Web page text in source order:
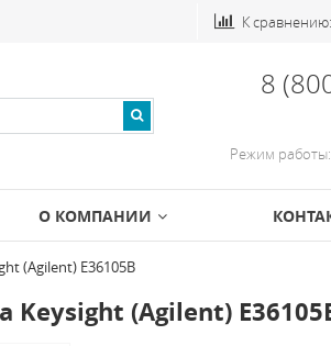
К сравнению:
8
Режим работы:
О КОМПАНИИ
(Agilent) E36105B
Keysight (Agilent)